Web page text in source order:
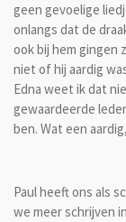
geen gevoelige
onlangs dat de
ook bij hem gingen
niet of hij aardig
Edna weet ik dat
gewaardeerde
ben. Wat een
Paul heeft ons als
we meer schrijven